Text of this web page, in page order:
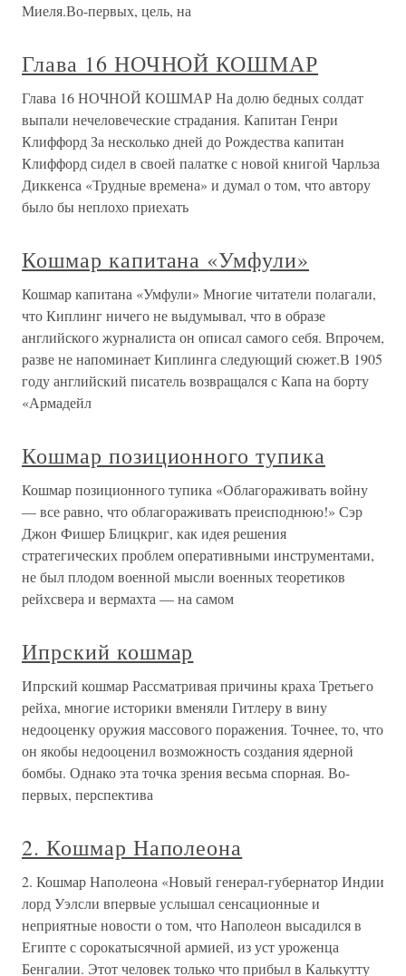
Миеля.Во-первых, цель, на
Глава 16 НОЧНОЙ КОШМАР
Глава 16 НОЧНОЙ КОШМАР На долю бедных солдат
выпали нечеловеческие страдания. Капитан Генри
Клиффорд За несколько дней до Рождества капитан
Клиффорд сидел в своей палатке с новой книгой Чарльза
Диккенса «Трудные времена» и думал о том, что автору
было бы неплохо приехать
Кошмар капитана «Умфули»
Кошмар капитана «Умфули» Многие читатели полагали,
что Киплинг ничего не выдумывал, что в образе
английского журналиста он описал самого себя. Впрочем,
разве не напоминает Киплинга следующий сюжет.В 1905
году английский писатель возвращался с Капа на борту
«Армадейл
Кошмар позиционного тупика
Кошмар позиционного тупика «Облагораживать войну
— все равно, что облагораживать преисподнюю!» Сэр
Джон Фишер Блицкриг, как идея решения
стратегических проблем оперативными инструментами,
не был плодом военной мысли военных теоретиков
рейхсвера и вермахта — на самом
Ипрский кошмар
Ипрский кошмар Рассматривая причины краха Третьего
рейха, многие историки вменяли Гитлеру в вину
недооценку оружия массового поражения. Точнее, то, что
он якобы недооценил возможность создания ядерной
бомбы. Однако эта точка зрения весьма спорная. Во-
первых, перспектива
2. Кошмар Наполеона
2. Кошмар Наполеона «Новый генерал-губернатор Индии
лорд Уэлсли впервые услышал сенсационные и
неприятные новости о том, что Наполеон высадился в
Египте с сорокатысячной армией, из уст уроженца
Бенгалии. Этот человек только что прибыл в Калькутту